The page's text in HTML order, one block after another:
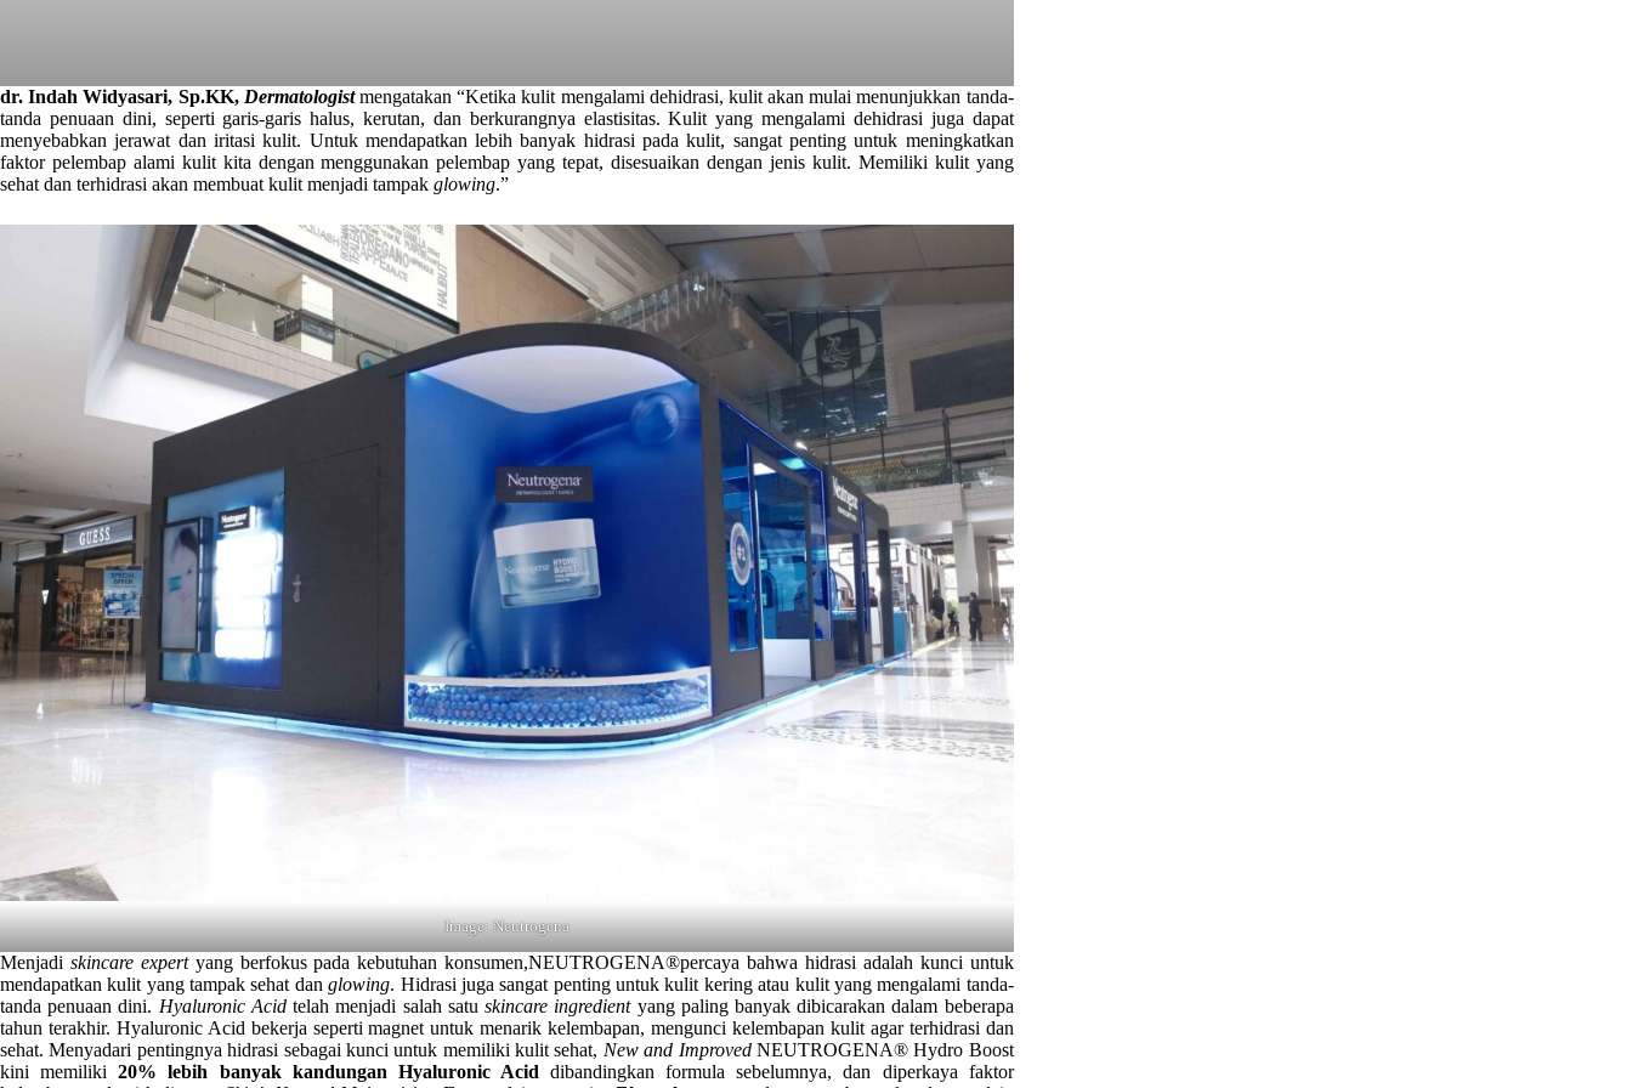
dr. Indah Widyasari, Sp.KK, Dermatologistmengatakan “Ketika kulit mengalami dehidrasi, kulit akan mulai menunjukkan tanda-
tanda penuaan dini, seperti garis-garis halus, kerutan, dan berkurangnya elastisitas. Kulit yang mengalami dehidrasi juga dapat
menyebabkan jerawat dan iritasi kulit. Untuk mendapatkan lebih banyak hidrasi pada kulit, sangat penting untuk meningkatkan
faktor pelembap alami kulit kita dengan menggunakan pelembap yang tepat, disesuaikan dengan jenis kulit. Memiliki kulit yang
sehat dan terhidrasi akan membuat kulit menjadi tampak glowing.”
Image: Neutrogena
Menjadi skincare expert yang berfokus pada kebutuhan konsumen,NEUTROGENA®percaya bahwa hidrasi adalah kunci untuk
mendapatkan kulit yang tampak sehat danglowing. Hidrasi juga sangat penting untuk kulit kering atau kulit yang mengalami tanda-
tanda penuaan dini. Hyaluronic Acidtelah menjadi salah satu skincare ingredientyang paling banyak dibicarakan dalam beberapa
tahun terakhir. Hyaluronic Acid bekerja seperti magnet untuk menarik kelembapan, mengunci kelembapan kulit agar terhidrasi dan
sehat. Menyadari pentingnya hidrasi sebagai kunci untuk memiliki kulit sehat, New and ImprovedNEUTROGENA® Hydro Boost
kini memiliki20% lebih banyak kandungan Hyaluronic Acid dibandingkan formula sebelumnya, dan diperkaya faktor